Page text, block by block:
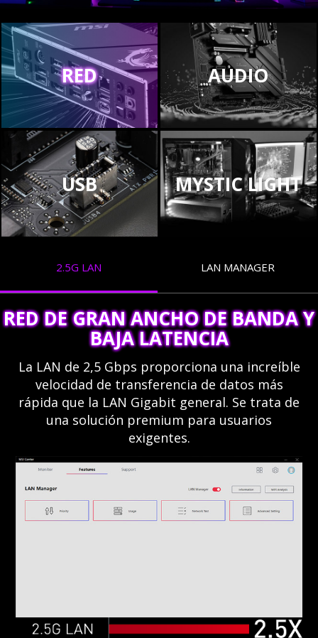
RED AUDIO
USB MYSTIC LIGHT
2.5G LAN LAN MANAGER
RED DE GRAN ANCHO DE BANDA Y
BAJA LATENCIA
La LAN de 2,5 Gbps proporciona una increíble
velocidad de transferencia de datos más
rápida que la LAN Gigabit general. Se trata de
una solución premium para usuarios
exigentes.